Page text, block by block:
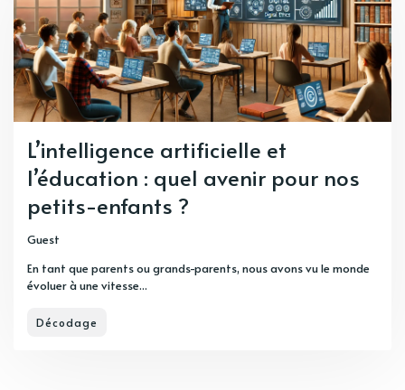
L’intelligence artificielle et
l’éducation : quel avenir pour nos
petits-enfants ?
Guest
En tant que parents ou grands-parents, nous avons vu le monde
évoluer à une vitesse...
Décodage